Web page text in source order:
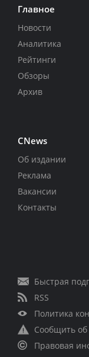
Главное
Новости
Аналитика
Рейтинги
Обзоры
Архив
CNews
Об издании
Реклама
Вакансии
Контакты
Быстрая
RSS
Политика
Сообщить
Правовая